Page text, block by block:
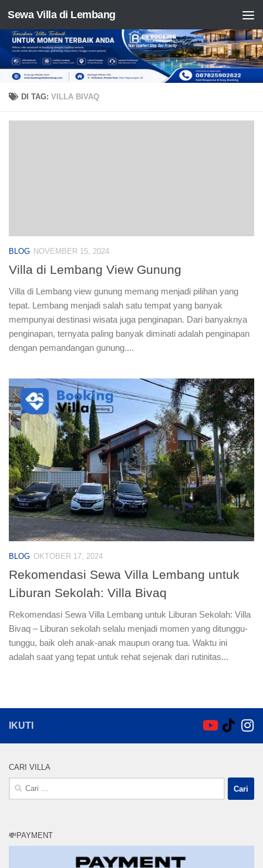
Skip to content
Sewa Villa di Lembang
DI TAG:VILLA BIVAQ
BLOG NOVEMBER 15, 2024
Villa di Lembang View Gunung
Villa di Lembang view gunung memang menjadi pilihan yang
tepat. Lembang menjadi salah satu tempat yang banyak
mempunyai destinasi wisata juga penginapan. Dari banyaknya
penginapan, ternyata paling banyak diminati adalah penginapan
dengan pemandangan gunung....
BLOG OKTOBER 17, 2024
Rekomendasi Sewa Villa Lembang untuk
Liburan Sekolah: Villa Bivaq
Rekomendasi Sewa Villa Lembang untuk Liburan Sekolah: Villa
Bivaq – Liburan sekolah selalu menjadi momen yang ditunggu-
tunggu, baik oleh anak-anak maupun orang tua. Waktu ini
adalah saat yang tepat untuk rehat sejenak dari rutinitas...
IKUTI
CARI VILLA
Cari
untuk:
💸PAYMENT